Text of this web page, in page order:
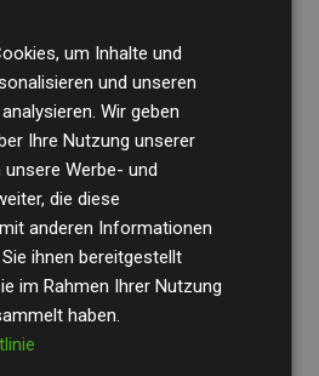
BDOüberprüft
und Methodik, um
sicherzustellen.
dass unsere Investitionen in
Durchschnitt200 % der
der teilnehmenden
– ein klarer Nachweis für die
um Inhalte und
und unseren
Wir geben
Ihre Nutzung unserer
Werbe- und
die diese
anderen Informationen
ihnen bereitgestellt
im Rahmen Ihrer Nutzung
haben.